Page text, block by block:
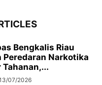
Bengkalis Riau
Peredaran Narkotika
Tahanan,...
07/2026